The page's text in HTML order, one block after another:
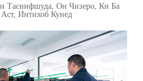
Таснифшуда, Он Чизеро, Ки Ба
Интихоб Кунед